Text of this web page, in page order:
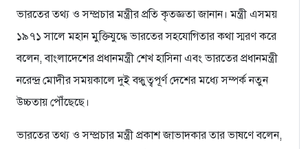
ভারতের তথ্য ও সম্প্রচার মন্ত্রীর প্রতি কৃতজ্ঞতা জানান। মন্ত্রী এসময়
১৯৭১ সালে মহান মুক্তিযুদ্ধে ভারতের সহযোগিতার কথা স্মরণ করে
বলেন, বাংলাদেশের প্রধানমন্ত্রী শেখ হাসিনা এবং ভারতের প্রধানমন্ত্রী
নরেন্দ্র মোদীর সময়কালে দুই বন্ধুত্বপূর্ণ দেশের মধ্যে সম্পর্ক নতুন
উচ্চতায় পৌঁছেছে।
ভারতের তথ্য ও সম্প্রচার মন্ত্রী প্রকাশ জাভাদকার তার ভাষণে বলেন,